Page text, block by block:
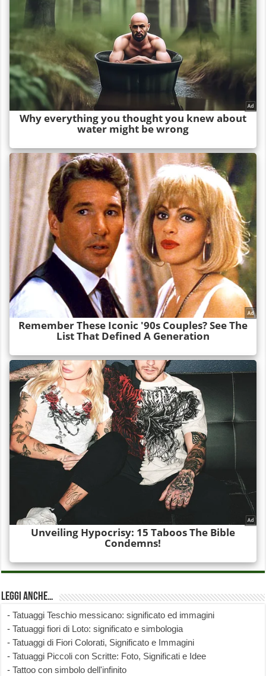
Leggi anche…
-Tatuaggi Teschio messicano: significato ed immagini
-Tatuaggi fiori di Loto: significato e simbologia
-Tatuaggi di Fiori Colorati, Significato e Immagini
-Tatuaggi Piccoli con Scritte: Foto, Significati e Idee
-Tattoo con simbolo dell'infinito